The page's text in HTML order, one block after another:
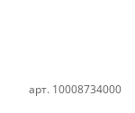
арт. 10008734000